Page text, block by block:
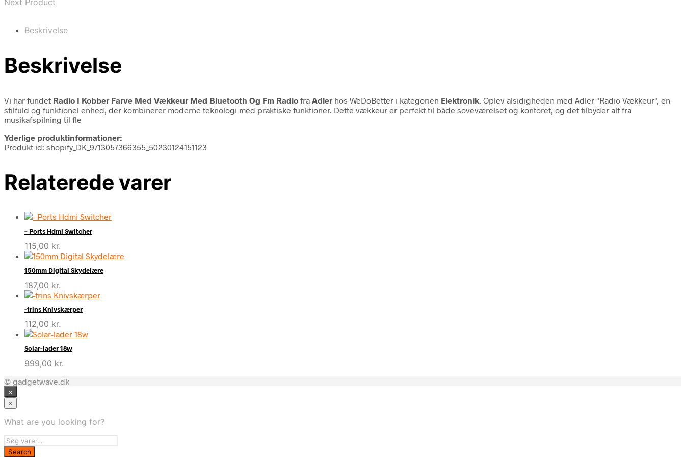
Beskrivelse
Beskrivelse
Vi har fundet Radio I Kobber Farve Med Vækkeur Med Bluetooth Og Fm Radio fra Adler hos WeDoBetter i kategorien Elektronik . Oplev alsidigheden med Adler "Radio Vækkeur", en
stilfuld og funktionel enhed, der kombinerer moderne teknologi med praktiske funktioner. Dette vækkeur er perfekt til både soveværelset og kontoret, og det tilbyder alt fra
musikafspilning til fle
Yderlige produktinformationer:
Produkt id: shopify_DK_9713057366355_50230124151123
Relaterede varer
– Ports Hdmi Switcher
115,00 kr.
150mm Digital Skydelære
187,00 kr.
-trins Knivskærper
112,00 kr.
Solar-lader 18w
999,00 kr.
© gadgetwave.dk
×
×
What are you looking for?